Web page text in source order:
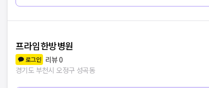
프라임한방병원
로그인 리뷰0
경기도 부천시 오정구 성곡동